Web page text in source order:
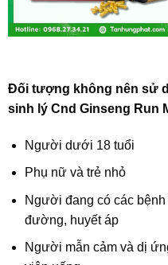
Đối tượng không nên sử
sinh lý Cnd Ginseng Run
Người dưới 18 tuổi
Phụ nữ và trẻ nhỏ
Người đang có các
đường, huyết áp
Người mẫn cảm và dị